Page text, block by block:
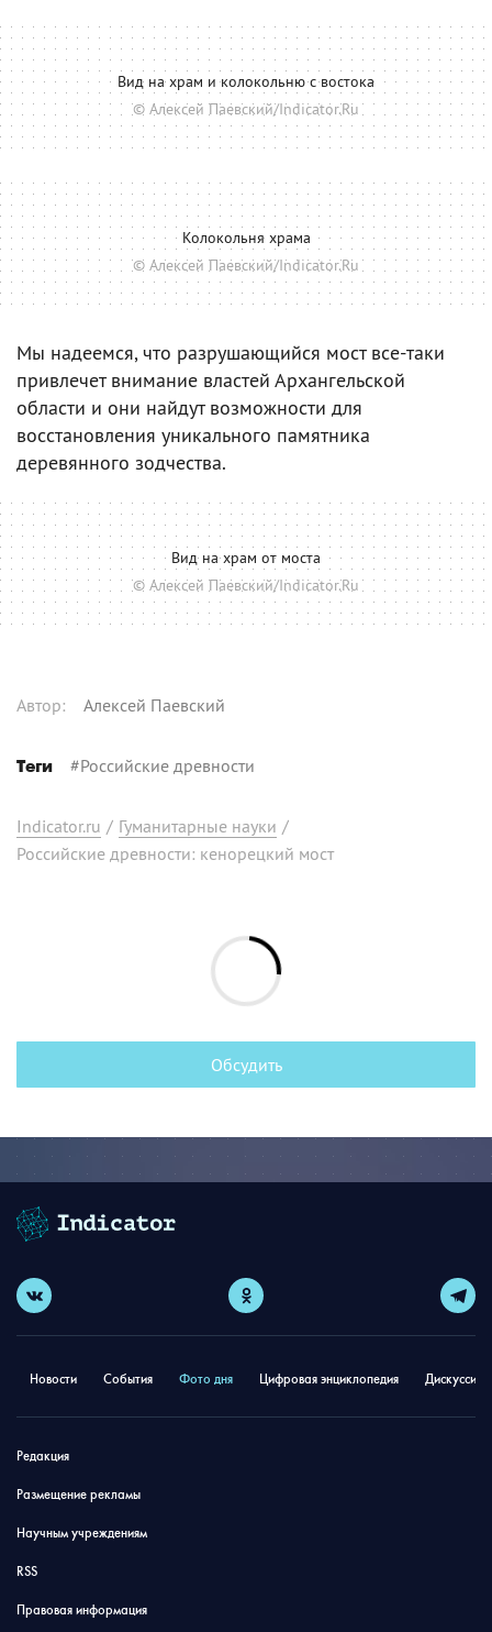
Вид на храм и колокольню с востока
© Алексей Паевский/Indicator.Ru
Колокольня храма
© Алексей Паевский/Indicator.Ru
Мы надеемся, что разрушающийся мост все-таки
привлечет внимание властей Архангельской
области и они найдут возможности для
восстановления уникального памятника
деревянного зодчества.
Вид на храм от моста
© Алексей Паевский/Indicator.Ru
Автор: Алексей Паевский
Теги #Российские древности
Indicator.ru / Гуманитарные науки /
Российские древности: кенорецкий мост
Обсудить
Новости События Фото дня Цифровая энциклопедия
Редакция
Размещение рекламы
Научным учреждениям
RSS
Правовая информация